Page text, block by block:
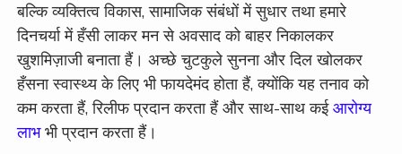
बल्कि व्यक्तित्व विकास, सामाजिक संबंधों में सुधार तथा हमारे
दिनचर्या में हँसी लाकर मन से अवसाद को बाहर निकालकर
खुशमिज़ाजी बनाता हैं। अच्छे चुटकुले सुनना और दिल खोलकर
हँसना स्वास्थ्य के लिए भी फायदेमंद होता हैं, क्योंकि यह तनाव को
कम करता हैं, रिलीफ प्रदान करता हैं और साथ-साथ कईआरोग्य
लाभ भी प्रदान करता हैं।